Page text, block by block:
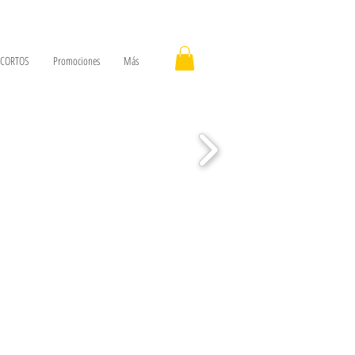
Promociones Más